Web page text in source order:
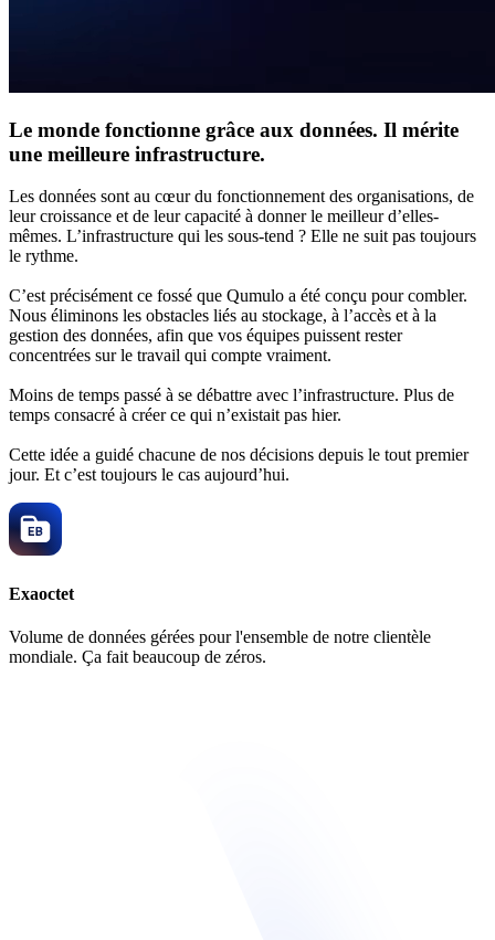
Le monde fonctionne grâce aux données. Il mérite
une meilleure infrastructure.
Les données sont au cœur du fonctionnement des organisations, de
leur croissance et de leur capacité à donner le meilleur d’elles-
mêmes. L’infrastructure qui les sous-tend ? Elle ne suit pas toujours
le rythme.
C’est précisément ce fossé que Qumulo a été conçu pour combler.
Nous éliminons les obstacles liés au stockage, à l’accès et à la
gestion des données, afin que vos équipes puissent rester
concentrées sur le travail qui compte vraiment.
Moins de temps passé à se débattre avec l’infrastructure. Plus de
temps consacré à créer ce qui n’existait pas hier.
Cette idée a guidé chacune de nos décisions depuis le tout premier
jour. Et c’est toujours le cas aujourd’hui.
Exaoctet
Volume de données gérées pour l'ensemble de notre clientèle
mondiale. Ça fait beaucoup de zéros.